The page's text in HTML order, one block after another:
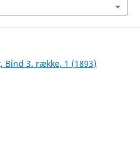
Bind 3. række, 1 (1893)